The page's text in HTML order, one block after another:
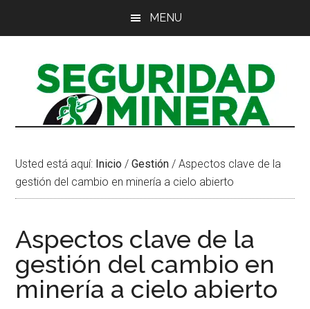
principal
MENU
Usted está aquí: Inicio / Gestión / Aspectos clave de la
gestión del cambio en minería a cielo abierto
Aspectos clave de la
gestión del cambio en
minería a cielo abierto